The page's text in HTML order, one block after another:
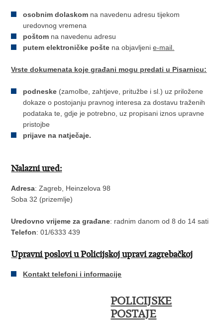
osobnim dolaskom na navedenu adresu tijekom
uredovnog vremena
poštom na navedenu adresu
putem elektroničke pošte na objavljenie-mail.
Vrste dokumenata koje građani mogu predati u Pisarnicu:
podneske (zamolbe, zahtjeve, pritužbe i sl.) uz priložene
dokaze o postojanju pravnog interesa za dostavu traženih
podataka te, gdje je potrebno, uz propisani iznos upravne
pristojbe
prijave na natječaje.
Nalazni ured:
Adresa: Zagreb, Heinzelova 98
Soba 32 (prizemlje)
Uredovno vrijeme za građane: radnim danom od 8 do 14 sati
Telefon: 01/6333 439
Upravni poslovi u Policijskoj upravi zagrebačkoj
Kontakt telefoni i informacije
POLICIJSKE
POSTAJE